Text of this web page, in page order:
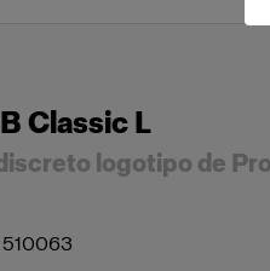
Classic L
logotipo de
510063